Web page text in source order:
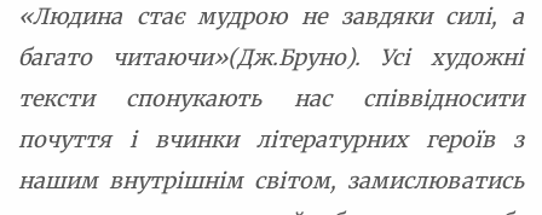
«Людина стає мудрою не завдяки силі, а
багато читаючи»(Дж.Бруно). Усі художні
тексти спонукають нас співвідносити
почуття і вчинки літературних героїв з
нашим внутрішнім світом, замислюватись